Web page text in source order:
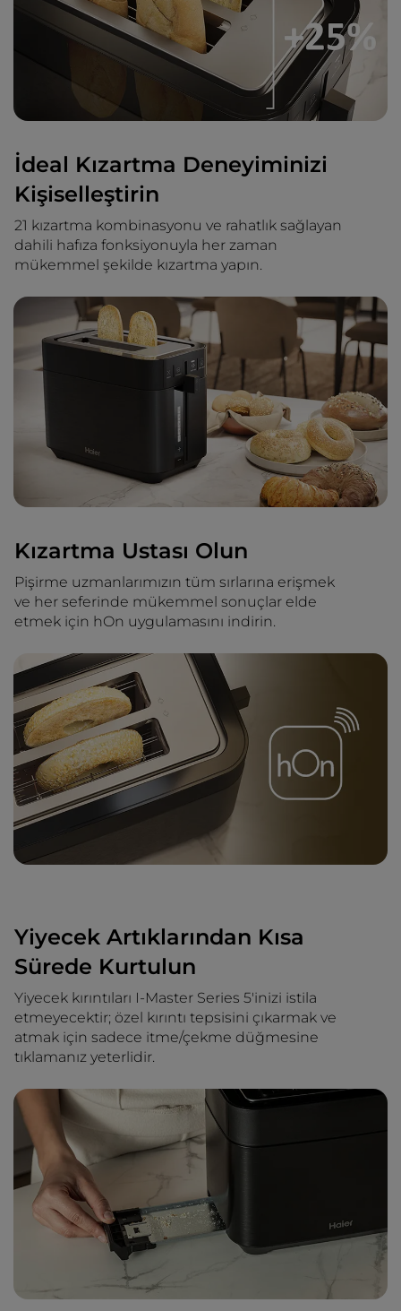
İdeal Kızartma Deneyiminizi
Kişiselleştirin
21 kızartma kombinasyonu ve rahatlık sağlayan
dahili hafıza fonksiyonuyla her zaman
mükemmel şekilde kızartma yapın.
Kızartma Ustası Olun
Pişirme uzmanlarımızın tüm sırlarına erişmek
ve her seferinde mükemmel sonuçlar elde
etmek için hOn uygulamasını indirin.
Yiyecek Artıklarından Kısa
Sürede Kurtulun
Yiyecek kırıntıları I-Master Series 5'inizi istila
etmeyecektir; özel kırıntı tepsisini çıkarmak ve
atmak için sadece itme/çekme düğmesine
tıklamanız yeterlidir.